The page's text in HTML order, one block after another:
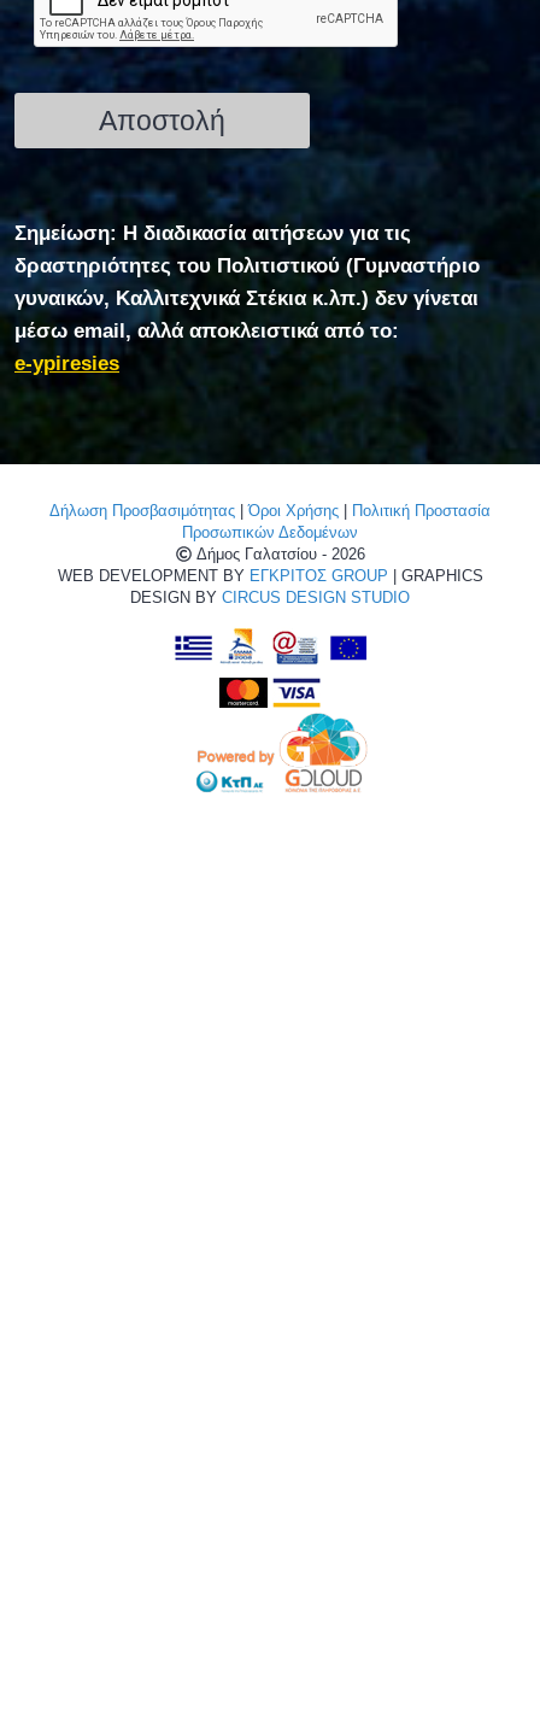
Σημείωση: Η διαδικασία αιτήσεων για τις
δραστηριότητες του Πολιτιστικού (Γυμναστήριο
γυναικών, Καλλιτεχνικά Στέκια κ.λπ.) δεν γίνεται
μέσω email, αλλά αποκλειστικά από το:
e-ypiresies
Δήλωση Προσβασιμότητας |Όροι Χρήσης
Πολιτική Προστασία
Προσωπικών Δεδομένων
Δήμος Γαλατσίου - 2026
WEB DEVELOPMENT BY ΕΓΚΡΙΤΟΣ GROUP | GRAPHICS
DESIGN BY CIRCUS DESIGN STUDIO